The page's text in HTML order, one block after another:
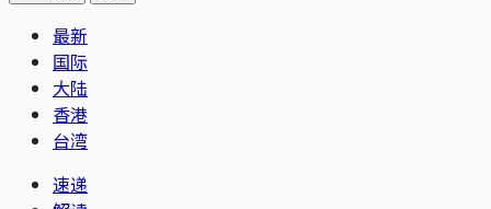
最新
国际
大陆
香港
台湾
速递